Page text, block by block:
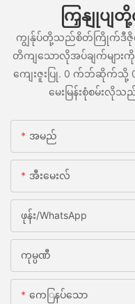
ကြှနျုပျ
ကျွန်ုပ်တို့သည်စိတ်ကြိုက်ဒီဇိုင်း
တိကျသောလိုအပ်ချက်များ
ကျေးဇူးပြု. 0 က်ဘ်ဆိုက်သို့
မေးမြန်းစုံစမ်း
အမည်
အီးမေးလ်
ဖုန်း/whatsApp
ကုမ္ပဏီ
ကေြနပ်သော